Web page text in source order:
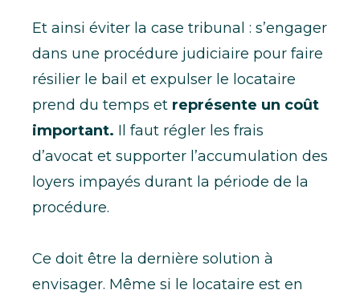
Et ainsi éviter la case tribunal : s’engager
dans une procédure judiciaire pour faire
résilier le bail et expulser le locataire
prend du temps et représente un coût
important. Il faut régler les frais
d’avocat et supporter l’accumulation des
loyers impayés durant la période de la
procédure.
Ce doit être la dernière solution à
envisager. Même si le locataire est en